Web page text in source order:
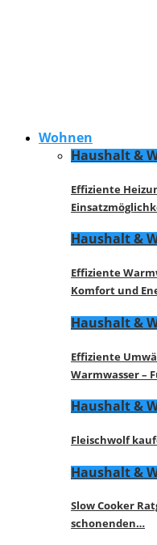
Wohnen
Haushalt &
Effiziente
Haushalt &
Effiziente
Komfort und
Haushalt &
Effiziente
Warmwasser –
Haushalt &
Fleischwolf
Haushalt &
Slow Cooker
schonenden…